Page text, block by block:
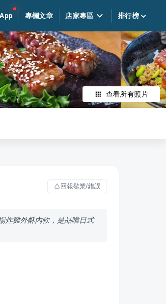
專欄文章 店家專區 排行榜
查看所有照片
回報歇業/錯誤
炸雞外酥內軟，是品嚐日式